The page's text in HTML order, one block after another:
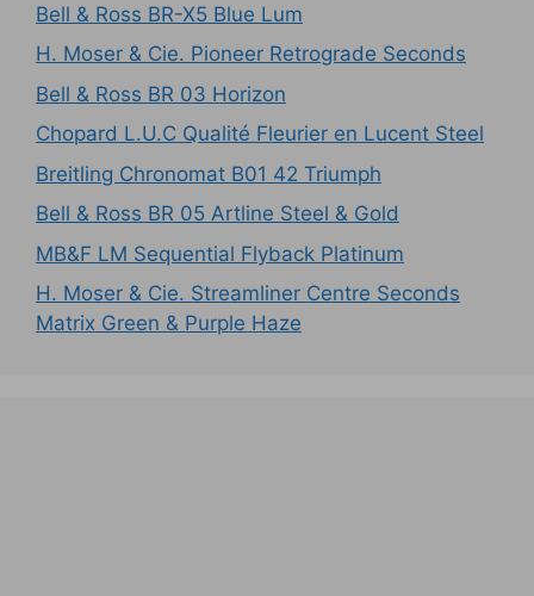
Bell & Ross BR-X5 Blue Lum
H. Moser & Cie. Pioneer Retrograde Seconds
Bell & Ross BR 03 Horizon
Chopard L.U.C Qualité Fleurier en Lucent Steel
Breitling Chronomat B01 42 Triumph
Bell & Ross BR 05 Artline Steel & Gold
MB&F LM Sequential Flyback Platinum
H. Moser & Cie. Streamliner Centre Seconds
Matrix Green & Purple Haze